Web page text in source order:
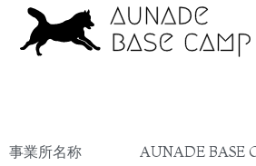
事業所名称 AUNADE BASE